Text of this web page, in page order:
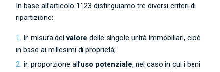
In base all’articolo 1123 distinguiamo tre diversi criteri di
ripartizione:
in misura delvalore delle singole unità immobiliari, cioè
in base ai millesimi di proprietà;
in proporzione all’uso potenziale, nel caso in cui i beni